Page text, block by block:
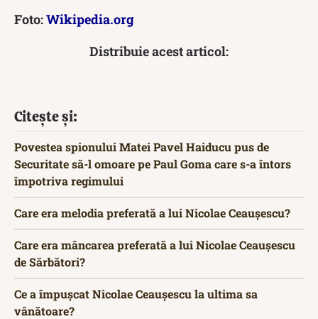
Foto:Wikipedia.org
Distribuie acest articol:
Citește și:
Povestea spionului Matei Pavel Haiducu pus de
Securitate să-l omoare pe Paul Goma care s-a întors
împotriva regimului
Care era melodia preferată a lui Nicolae Ceaușescu?
Care era mâncarea preferată a lui Nicolae Ceaușescu
de Sărbători?
Ce a împușcat Nicolae Ceaușescu la ultima sa
vânătoare?